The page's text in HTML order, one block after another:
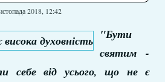
2018, 12:42
"Бути
святим -
себе від усього, що не є